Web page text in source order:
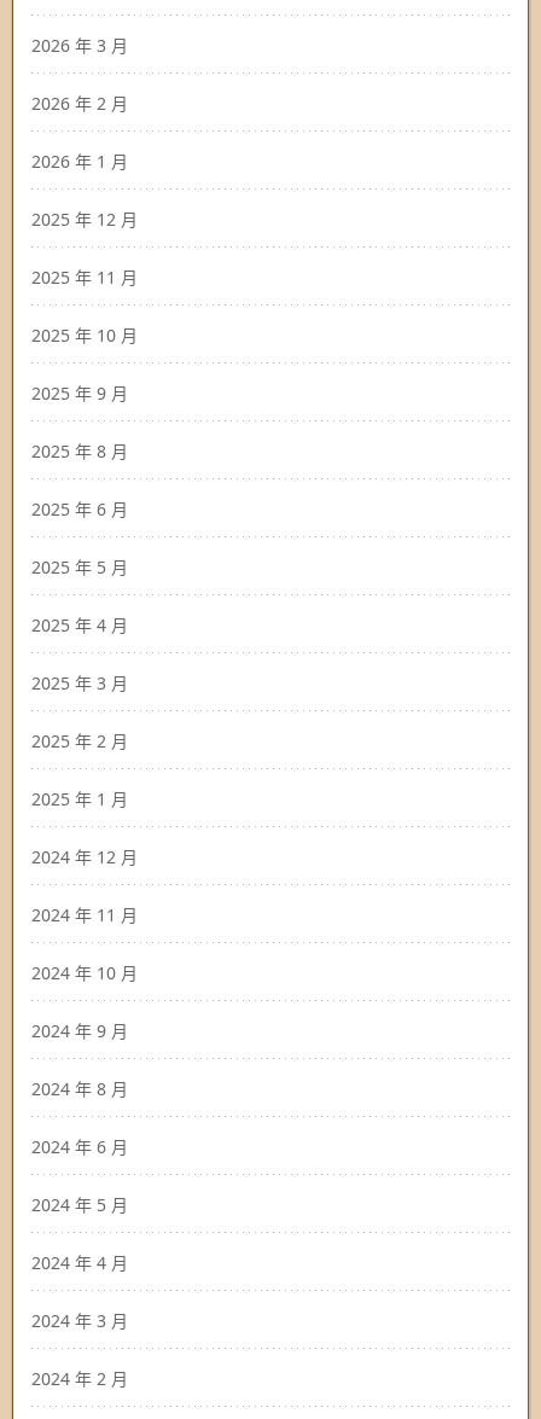
2026 年 3 月
2026 年 2 月
2026 年 1 月
2025 年 12 月
2025 年 11 月
2025 年 10 月
2025 年 9 月
2025 年 8 月
2025 年 6 月
2025 年 5 月
2025 年 4 月
2025 年 3 月
2025 年 2 月
2025 年 1 月
2024 年 12 月
2024 年 11 月
2024 年 10 月
2024 年 9 月
2024 年 8 月
2024 年 6 月
2024 年 5 月
2024 年 4 月
2024 年 3 月
2024 年 2 月